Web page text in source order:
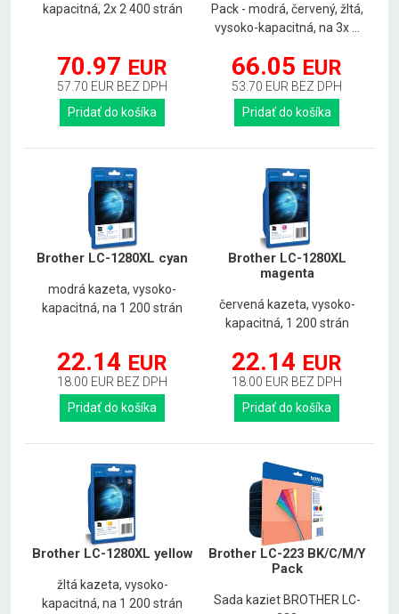
kapacitná, 2x 2 400 strán
70.97 EUR
57.70 EUR BEZ DPH
Pridať do košíka
Pack - modrá, červený, žltá,
vysoko-kapacitná, na 3x ...
66.05 EUR
53.70 EUR BEZ DPH
Pridať do košíka
Brother LC-1280XL cyan
modrá kazeta, vysoko-
kapacitná, na 1 200 strán
22.14 EUR
18.00 EUR BEZ DPH
Pridať do košíka
Brother LC-1280XL
magenta
červená kazeta, vysoko-
kapacitná, 1 200 strán
22.14 EUR
18.00 EUR BEZ DPH
Pridať do košíka
Brother LC-1280XL yellow
žltá kazeta, vysoko-
kapacitná, na 1 200 strán
Brother LC-223 BK/C/M/Y
Pack
Sada kaziet BROTHER LC-